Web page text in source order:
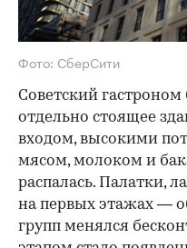
Фото: СберСити
Советский
отдельно стоящее
входом, высокими
мясом, молоком и
распалась. Палатки,
на первых этажах —
групп менялся